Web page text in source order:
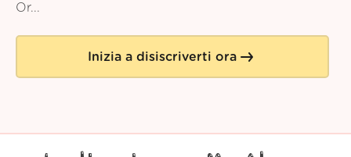
Or...
Inizia a disiscriverti ora